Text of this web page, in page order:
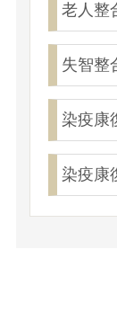
老人整
失智整
染疫康
染疫康